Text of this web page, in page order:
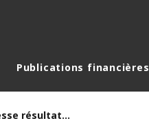
Publications financières
Communiqué de presse résultats annuels 2015 24 février 2016